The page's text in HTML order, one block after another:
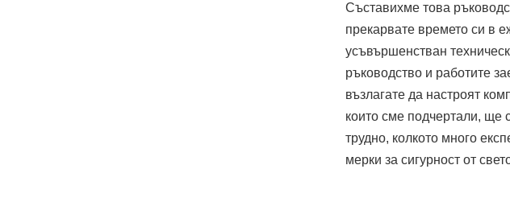
Съставихме това
прекарвате времето си в
усъвършенстван
ръководство и работите
възлагате да настроят
които сме подчертали, ще
трудно, колкото много
мерки за сигурност от